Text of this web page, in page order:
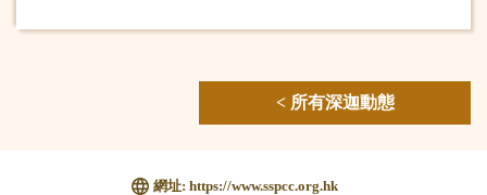
< 所有深迦動態
網址: https://www.sspcc.org.hk